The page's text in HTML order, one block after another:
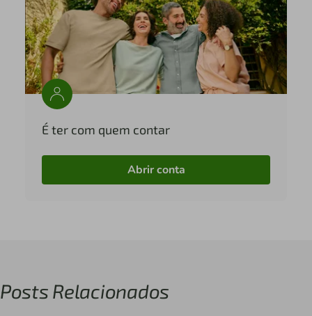
É ter com quem contar
Abrir conta
Posts Relacionados